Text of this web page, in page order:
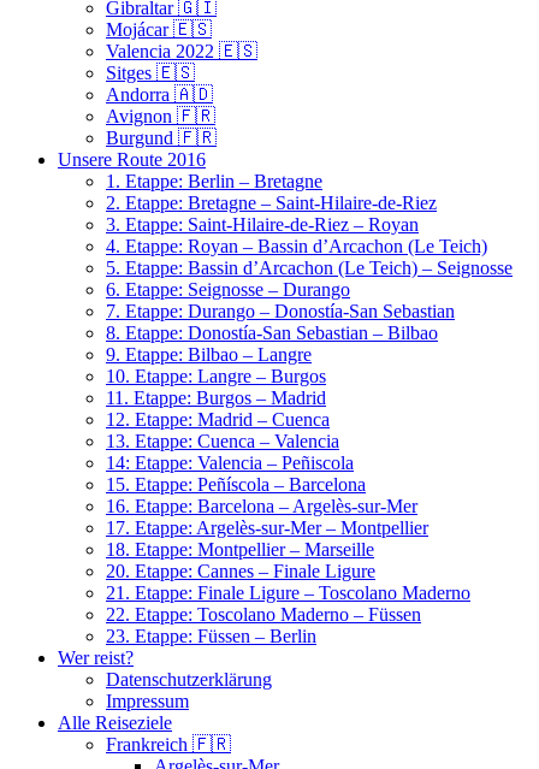
Gibraltar 🇬🇮
Mojácar 🇪🇸
Valencia 2022 🇪🇸
Sitges 🇪🇸
Andorra 🇦🇩
Avignon 🇫🇷
Burgund 🇫🇷
Unsere Route 2016
1. Etappe: Berlin – Bretagne
2. Etappe: Bretagne – Saint-Hilaire-de-Riez
3. Etappe: Saint-Hilaire-de-Riez – Royan
4. Etappe: Royan – Bassin d’Arcachon (Le Teich)
5. Etappe: Bassin d’Arcachon (Le Teich) – Seignosse
6. Etappe: Seignosse – Durango
7. Etappe: Durango – Donostía-San Sebastian
8. Etappe: Donostía-San Sebastian – Bilbao
9. Etappe: Bilbao – Langre
10. Etappe: Langre – Burgos
11. Etappe: Burgos – Madrid
12. Etappe: Madrid – Cuenca
13. Etappe: Cuenca – Valencia
14: Etappe: Valencia – Peñiscola
15. Etappe: Peñíscola – Barcelona
16. Etappe: Barcelona – Argelès-sur-Mer
17. Etappe: Argelès-sur-Mer – Montpellier
18. Etappe: Montpellier – Marseille
20. Etappe: Cannes – Finale Ligure
21. Etappe: Finale Ligure – Toscolano Maderno
22. Etappe: Toscolano Maderno – Füssen
23. Etappe: Füssen – Berlin
Wer reist?
Datenschutzerklärung
Impressum
Alle Reiseziele
Frankreich 🇫🇷